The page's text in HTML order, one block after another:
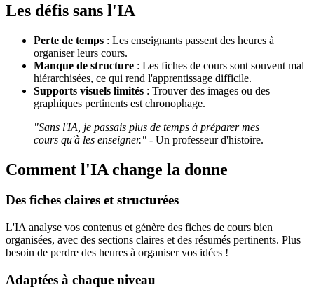
Les défis sans l'IA
Perte de temps : Les enseignants passent des heures à
organiser leurs cours.
Manque de structure : Les fiches de cours sont souvent mal
hiérarchisées, ce qui rend l'apprentissage difficile.
Supports visuels limités : Trouver des images ou des
graphiques pertinents est chronophage.
"Sans l'IA, je passais plus de temps à préparer mes
cours qu'à les enseigner." - Un professeur d'histoire.
Comment l'IA change la donne
Des fiches claires et structurées
L'IA analyse vos contenus et génère des fiches de cours bien
organisées, avec des sections claires et des résumés pertinents. Plus
besoin de perdre des heures à organiser vos idées !
Adaptées à chaque niveau